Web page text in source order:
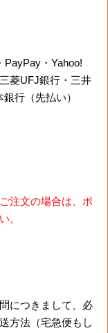
PayPay・Yahoo!
菱UFJ銀行・三井
行（先払い）
注文の場合は、ポ
。
につきまして、必
方法（宅急便もし